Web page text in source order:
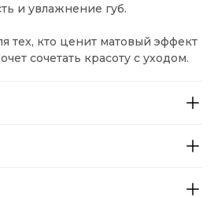
и увлажнение губ.
тех, кто ценит матовый эффект
сочетать красоту с уходом.